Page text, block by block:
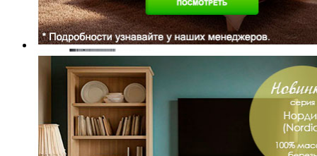
Шкаф для посуды Сканди 1113 глухие двери серый 7046/
44 926 ₽
64 180 ₽
В корзину